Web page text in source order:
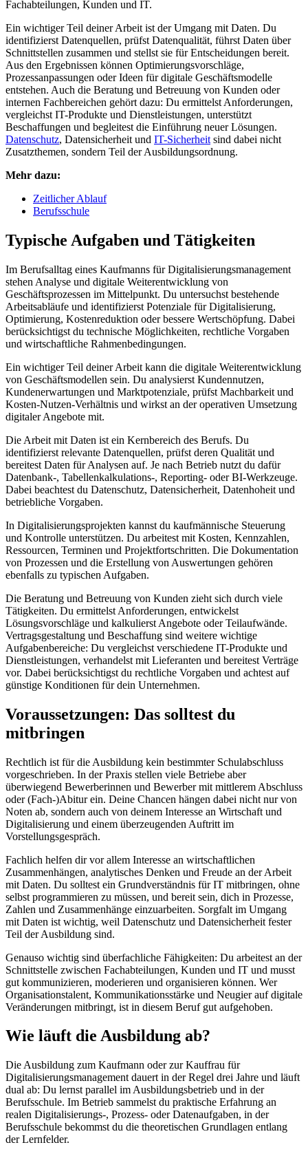
Fachabteilungen, Kunden und IT.
Ein wichtiger Teil deiner Arbeit ist der Umgang mit Daten. Du
identifizierst Datenquellen, prüfst Datenqualität, führst Daten über
Schnittstellen zusammen und stellst sie für Entscheidungen bereit.
Aus den Ergebnissen können Optimierungsvorschläge,
Prozessanpassungen oder Ideen für digitale Geschäftsmodelle
entstehen. Auch die Beratung und Betreuung von Kunden oder
internen Fachbereichen gehört dazu: Du ermittelst Anforderungen,
vergleichst IT-Produkte und Dienstleistungen, unterstützt
Beschaffungen und begleitest die Einführung neuer Lösungen.
Datenschutz, Datensicherheit und IT-Sicherheit sind dabei nicht
Zusatzthemen, sondern Teil der Ausbildungsordnung.
Mehr dazu:
Zeitlicher Ablauf
Berufsschule
Typische Aufgaben und Tätigkeiten
Im Berufsalltag eines Kaufmanns für Digitalisierungsmanagement
stehen Analyse und digitale Weiterentwicklung von
Geschäftsprozessen im Mittelpunkt. Du untersuchst bestehende
Arbeitsabläufe und identifizierst Potenziale für Digitalisierung,
Optimierung, Kostenreduktion oder bessere Wertschöpfung. Dabei
berücksichtigst du technische Möglichkeiten, rechtliche Vorgaben
und wirtschaftliche Rahmenbedingungen.
Ein wichtiger Teil deiner Arbeit kann die digitale Weiterentwicklung
von Geschäftsmodellen sein. Du analysierst Kundennutzen,
Kundenerwartungen und Marktpotenziale, prüfst Machbarkeit und
Kosten-Nutzen-Verhältnis und wirkst an der operativen Umsetzung
digitaler Angebote mit.
Die Arbeit mit Daten ist ein Kernbereich des Berufs. Du
identifizierst relevante Datenquellen, prüfst deren Qualität und
bereitest Daten für Analysen auf. Je nach Betrieb nutzt du dafür
Datenbank-, Tabellenkalkulations-, Reporting- oder BI-Werkzeuge.
Dabei beachtest du Datenschutz, Datensicherheit, Datenhoheit und
betriebliche Vorgaben.
In Digitalisierungsprojekten kannst du kaufmännische Steuerung
und Kontrolle unterstützen. Du arbeitest mit Kosten, Kennzahlen,
Ressourcen, Terminen und Projektfortschritten. Die Dokumentation
von Prozessen und die Erstellung von Auswertungen gehören
ebenfalls zu typischen Aufgaben.
Die Beratung und Betreuung von Kunden zieht sich durch viele
Tätigkeiten. Du ermittelst Anforderungen, entwickelst
Lösungsvorschläge und kalkulierst Angebote oder Teilaufwände.
Vertragsgestaltung und Beschaffung sind weitere wichtige
Aufgabenbereiche: Du vergleichst verschiedene IT-Produkte und
Dienstleistungen, verhandelst mit Lieferanten und bereitest Verträge
vor. Dabei berücksichtigst du rechtliche Vorgaben und achtest auf
günstige Konditionen für dein Unternehmen.
Voraussetzungen: Das solltest du
mitbringen
Rechtlich ist für die Ausbildung kein bestimmter Schulabschluss
vorgeschrieben. In der Praxis stellen viele Betriebe aber
überwiegend Bewerberinnen und Bewerber mit mittlerem Abschluss
oder (Fach-)Abitur ein. Deine Chancen hängen dabei nicht nur von
Noten ab, sondern auch von deinem Interesse an Wirtschaft und
Digitalisierung und einem überzeugenden Auftritt im
Vorstellungsgespräch.
Fachlich helfen dir vor allem Interesse an wirtschaftlichen
Zusammenhängen, analytisches Denken und Freude an der Arbeit
mit Daten. Du solltest ein Grundverständnis für IT mitbringen, ohne
selbst programmieren zu müssen, und bereit sein, dich in Prozesse,
Zahlen und Zusammenhänge einzuarbeiten. Sorgfalt im Umgang
mit Daten ist wichtig, weil Datenschutz und Datensicherheit fester
Teil der Ausbildung sind.
Genauso wichtig sind überfachliche Fähigkeiten: Du arbeitest an der
Schnittstelle zwischen Fachabteilungen, Kunden und IT und musst
gut kommunizieren, moderieren und organisieren können. Wer
Organisationstalent, Kommunikationsstärke und Neugier auf digitale
Veränderungen mitbringt, ist in diesem Beruf gut aufgehoben.
Wie läuft die Ausbildung ab?
Die Ausbildung zum Kaufmann oder zur Kauffrau für
Digitalisierungsmanagement dauert in der Regel drei Jahre und läuft
dual ab: Du lernst parallel im Ausbildungsbetrieb und in der
Berufsschule. Im Betrieb sammelst du praktische Erfahrung an
realen Digitalisierungs-, Prozess- oder Datenaufgaben, in der
Berufsschule bekommst du die theoretischen Grundlagen entlang
der Lernfelder.